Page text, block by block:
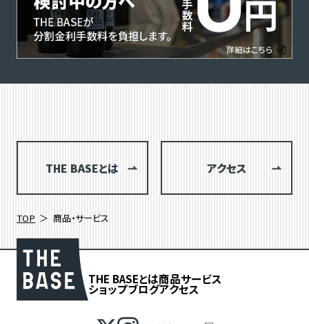
THE BASEとは アクセス
TOP 商品・サービス
THE BASEとは商品サービス
ショップブログアクセス